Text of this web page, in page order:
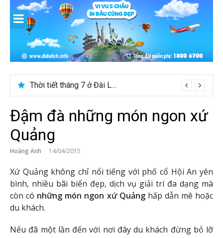
content
Thời tiết tháng 7 ở Đài Loan có đẹp để du lịch?
Đậm đà những món ngon xứ
Quảng
Hoàng Anh 14/04/2015
Xứ Quảng không chỉ nổi tiếng với phố cổ Hội An yên
bình, nhiều bãi biển đẹp, dịch vụ giải trí đa dạng mà
còn có những món ngon xứ Quảnghấp dẫn mê hoặc
du khách.
Nếu đã một lần đến với nơi đây du khách đừng bỏ lỡ